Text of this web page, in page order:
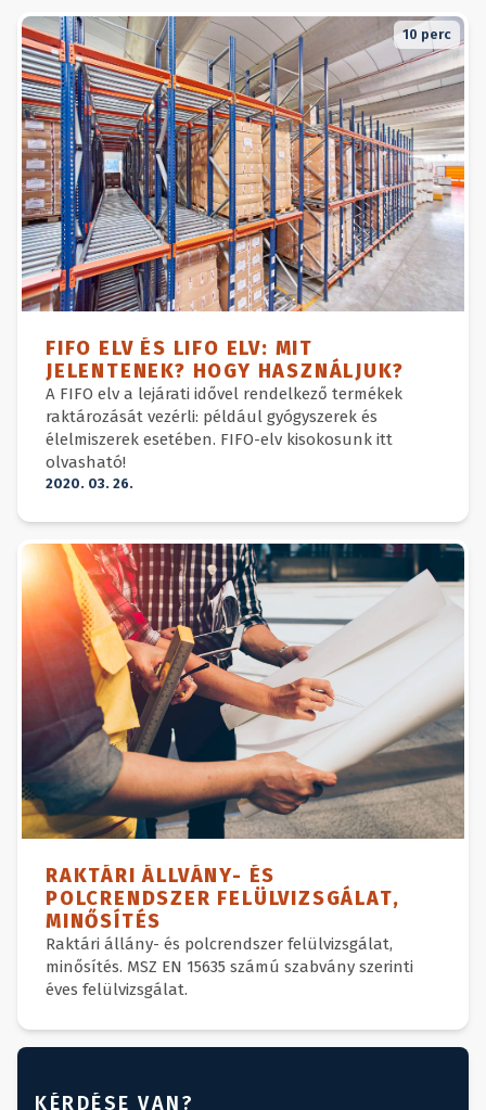
10 perc
FIFO ELV ÉS LIFO ELV: MIT
JELENTENEK? HOGY HASZNÁLJUK?
A FIFO elv a lejárati idővel rendelkező termékek
raktározását vezérli: például gyógyszerek és
élelmiszerek esetében. FIFO-elv kisokosunk itt
olvasható!
2020. 03. 26.
RAKTÁRI ÁLLVÁNY- ÉS
POLCRENDSZER FELÜLVIZSGÁLAT,
MINŐSÍTÉS
Raktári állány- és polcrendszer felülvizsgálat,
minősítés. MSZ EN 15635 számú szabvány szerinti
éves felülvizsgálat.
KÉRDÉSE VAN?